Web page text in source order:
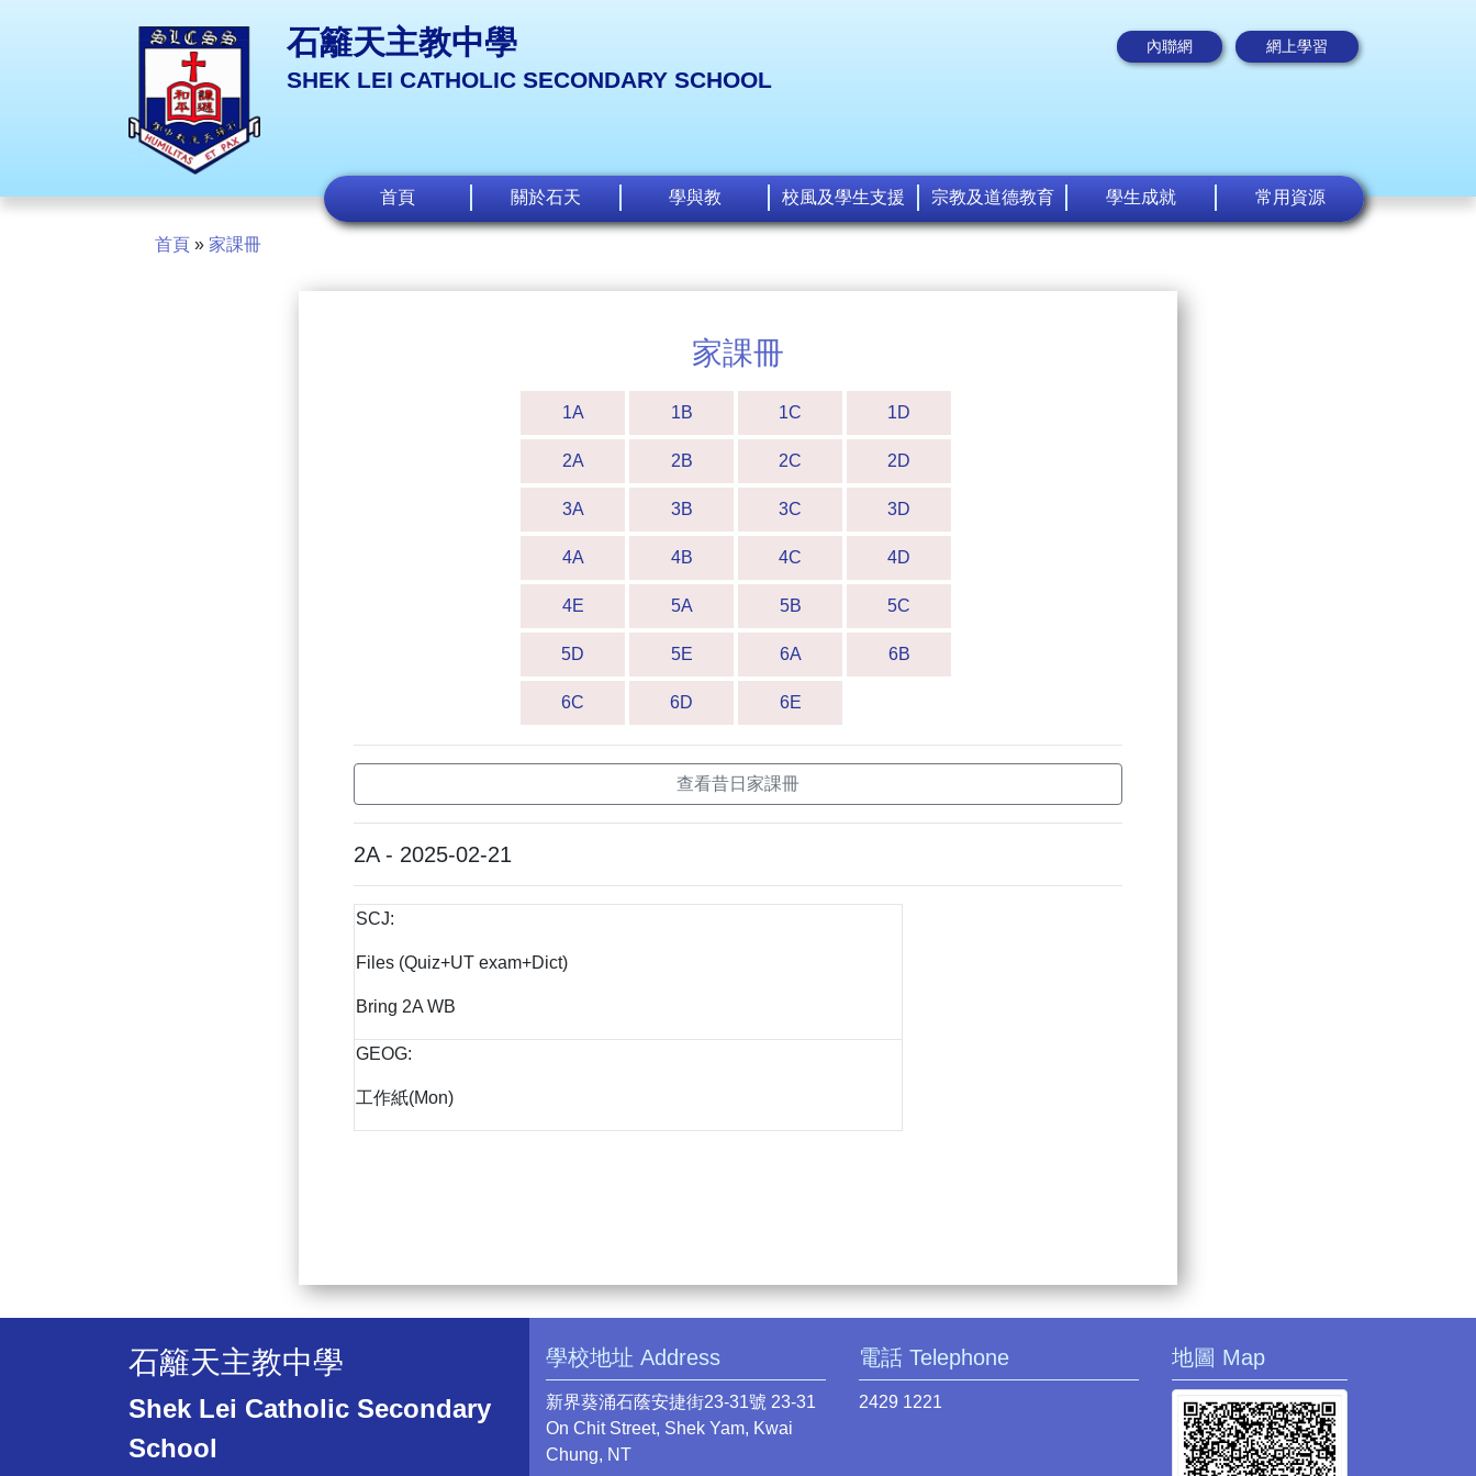
石籬天主教中學
SHEK LEI CATHOLIC SECONDARY SCHOOL
內聯網 網上學習
首頁 關於石天 學與教 校風及學生支援 宗教及道德教育 學生成就 常用資源
首頁 » 家課冊
家課冊
1A 1B 1C 1D
2A 2B 2C 2D
3A 3B 3C 3D
4A 4B 4C 4D
4E 5A 5B 5C
5D 5E 6A 6B
6C 6D 6E
查看昔日家課冊
2A - 2025-02-21
SCJ:
Files (Quiz+UT exam+Dict)
Bring 2A WB
GEOG:
工作紙(Mon)
石籬天主教中學
Shek Lei Catholic Secondary
School
學校地址 Address
新界葵涌石蔭安捷街23-31號 23-31
On Chit Street, Shek Yam, Kwai
Chung, NT
電話 Telephone
2429 1221
地圖 Map